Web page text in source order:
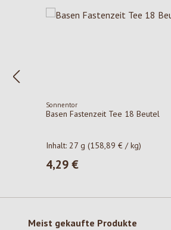
Sonnentor
Basen Fastenzeit Tee 18 Beutel
Inhalt:27 g(158,89 € / kg)
Regulärer Preis:
4,29 €
Produktgalerie überspringen
Meist gekaufte Produkte